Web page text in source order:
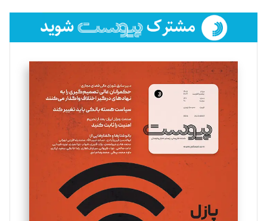
فائزه فتحی رستمی
تحریریه
سروش کرمیان
تحریریه
مینا پاکدل
یسنا امان‌پور